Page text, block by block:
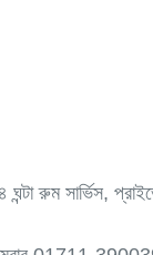
রুম সার্ভিস,